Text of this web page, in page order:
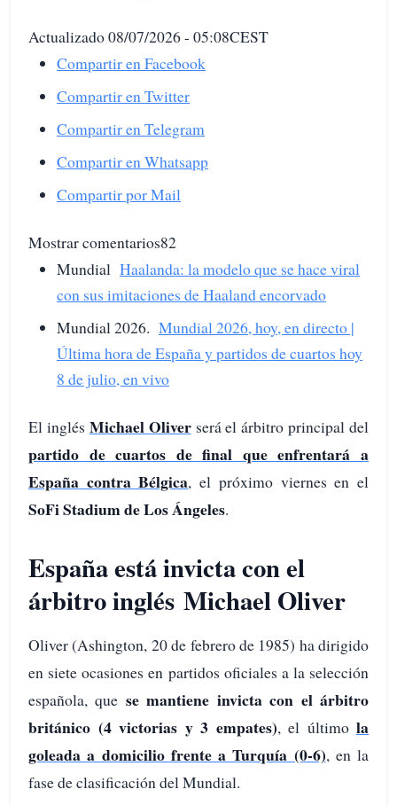
Actualizado 08/07/2026 - 05:08CEST
Compartir en Facebook
Compartir en Twitter
Compartir en Telegram
Compartir en Whatsapp
Compartir por Mail
Mostrar comentarios82
Mundial Haalanda: la modelo que se hace viral
con sus imitaciones de Haaland encorvado
Mundial 2026. Mundial 2026, hoy, en directo |
Última hora de España y partidos de cuartos hoy
8 de julio, en vivo
El inglés Michael Oliverserá el árbitro principal del
partido de cuartos de final que enfrentará a
España contra Bélgica, el próximo viernes en el
SoFi Stadium de Los Ángeles.
España está invicta con el
árbitro inglés Michael Oliver
Oliver (Ashington, 20 de febrero de 1985) ha dirigido
en siete ocasiones en partidos oficiales a la selección
española, que se mantiene invicta con el árbitro
británico (4 victorias y 3 empates), el último la
goleada a domicilio frente a Turquía (0-6), en la
fase de clasificación del Mundial.